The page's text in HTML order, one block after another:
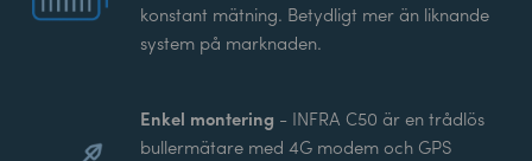
konstant mätning. Betydligt mer än liknande
system på marknaden.
Enkel montering - INFRA C50 är en trådlös
bullermätare med 4G modem och GPS